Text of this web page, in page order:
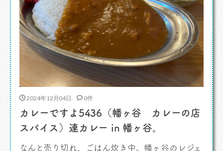
2024年12月04日 0件
カレーですよ5436（幡ヶ谷 カレーの店
スパイス）連カレー in 幡ヶ谷。
なんと売り切れ、ごはん炊き中。幡ヶ谷のレジェ